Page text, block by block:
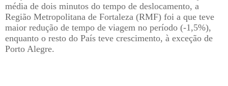
média de dois minutos do tempo de deslocamento, a
Região Metropolitana de Fortaleza (RMF) foi a que teve
maior redução de tempo de viagem no período (-1,5%),
enquanto o resto do País teve crescimento, à exceção de
Porto Alegre.